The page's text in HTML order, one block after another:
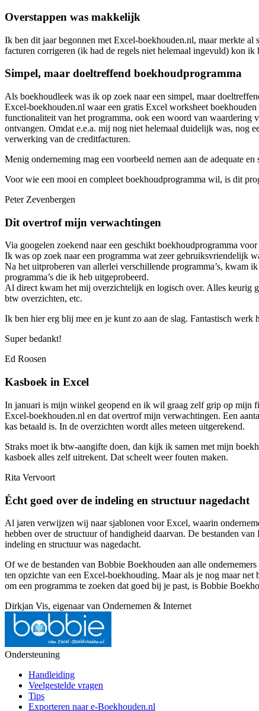
Overstappen was makkelijk
Ik ben dit jaar begonnen met Excel‑boekhouden.nl, maar merkte
facturen corrigeren (ik had de regels niet helemaal ingevuld) kon ik
Simpel, maar doeltreffend boekhoudprogramma
Als boekhoudleek was ik op zoek naar een simpel, maar
Excel‑boekhouden.nl waar een gratis Excel worksheet
functionaliteit van het programma, ook een woord van waardering
ontvangen. Omdat e.e.a. mij nog niet helemaal duidelijk was, nog
verwerking van de creditfacturen.
Menig onderneming mag een voorbeeld nemen aan de adequate
Voor wie een mooi en compleet boekhoudprogramma wil, is dit
Peter Zevenbergen
Dit overtrof mijn verwachtingen
Via googelen zoekend naar een geschikt boekhoudprogramma
Ik was op zoek naar een programma wat zeer gebruiksvriendelijk
Na het uitproberen van allerlei verschillende programma’s, kwam
programma’s die ik heb uitgeprobeerd.
Al direct kwam het mij overzichtelijk en logisch over. Alles keurig
btw overzichten, etc.
Ik ben hier erg blij mee en je kunt zo aan de slag. Fantastisch
Super bedankt!
Ed Roosen
Kasboek in Excel
In januari is mijn winkel geopend en ik wil graag zelf grip op mijn
Excel‑boekhouden.nl en dat overtrof mijn verwachtingen. Een
kas betaald is. In de overzichten wordt alles meteen uitgerekend.
Straks moet ik btw-aangifte doen, dan kijk ik samen met mijn
kasboek alles zelf uitrekent. Dat scheelt weer fouten maken.
Rita Vervoort
Écht goed over de indeling en structuur nagedacht
Al jaren verwijzen wij naar sjablonen voor Excel, waarin
hebben over de structuur of handigheid daarvan. De bestanden
indeling en structuur was nagedacht.
Of we de bestanden van Bobbie Boekhouden aan alle
ten opzichte van een Excel-boekhouding. Maar als je nog maar
om een programma te zoeken dat goed bij je past, is Bobbie
Dirkjan Vis, eigenaar van Ondernemen & Internet
Ondersteuning
Handleiding
Veelgestelde vragen
Tips
Exporteren naar e‑Boekhouden.nl